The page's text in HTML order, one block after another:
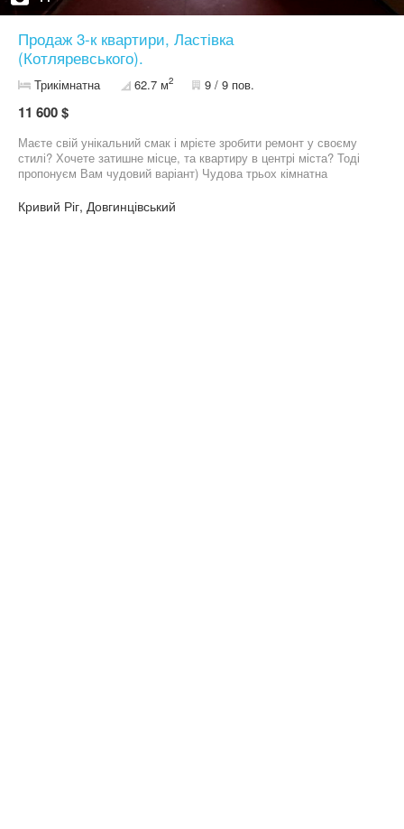
Продаж 3-к квартири, Ластівка
(Котляревського).
Трикімнатна 62.7 м2 9 / 9 пов.
11 600 $
Маєте свій унікальний смак і мрієте зробити ремонт у своєму
стилі? Хочете затишне місце, та квартиру в центрі міста? Тоді
пропонуєм Вам чудовий варіант) Чудова трьох кімнатна
будинку. У дуже ліквідному районі нашого міста, на Ластівці
(Котляревського), на якому створено чудові умови для життя та
Кривий Ріг, Довгинцівський